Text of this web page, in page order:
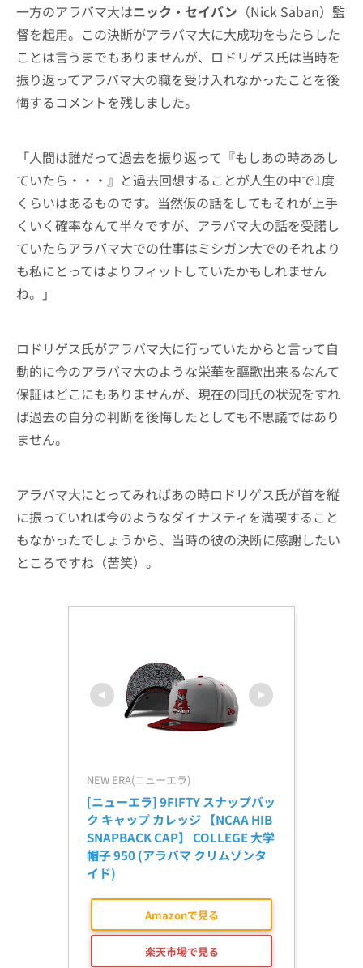
一方のアラバマ大はニック・セイバン （Nick Saban）監
督を起用。この決断がアラバマ大に大成功をもたらした
ことは言うまでもありませんが、ロドリゲス氏は当時を
振り返ってアラバマ大の職を受け入れなかったことを後
悔するコメントを残しました。
「人間は誰だって過去を振り返って『もしあの時ああし
ていたら・・・』と過去回想することが人生の中で1度
くらいはあるものです。当然仮の話をしてもそれが上手
くいく確率なんて半々ですが、アラバマ大の話を受諾し
ていたらアラバマ大での仕事はミシガン大でのそれより
も私にとってはよりフィットしていたかもしれません
ね。」
ロドリゲス氏がアラバマ大に行っていたからと言って自
動的に今のアラバマ大のような栄華を謳歌出来るなんて
保証はどこにもありませんが、現在の同氏の状況をすれ
ば過去の自分の判断を後悔したとしても不思議ではあり
ません。
アラバマ大にとってみればあの時ロドリゲス氏が首を縦
に振っていれば今のようなダイナスティを満喫すること
もなかったでしょうから、当時の彼の決断に感謝したい
ところですね（苦笑）。
NEW ERA(ニューエラ)
[ニューエラ] 9FIFTY スナップバッ
ク キャップ カレッジ 【NCAA HIB
SNAPBACK CAP】 COLLEGE 大学
帽子 950 (アラバマ クリムゾンタ
イド)
Amazonで見る
楽天市場で見る